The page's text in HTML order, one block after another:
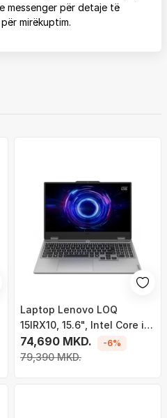
messenger për detaje të
mirëkuptim.
Laptop Lenovo LOQ
15IRX10, 15.6", Intel Core i5-
13450HX, 16GB RAM, 512GB
SSD, NVIDIA GeForce RTX
74,690 MKD.
79,390 MKD.
-6%